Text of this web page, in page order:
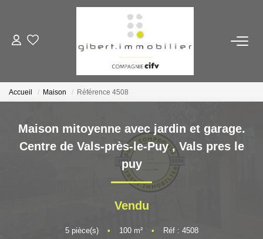
ACHETER
Maisons
Appartements
Locaux Professionnels
Parkings
Immeubles
Terrains
Accueil Maison Référence 4508
Maison mitoyenne avec jardin et garage.
Centre de Vals-près-le-Puy,Vals pres le
puy
Vendu
5pièce(s) • 100m² • Réf : 4508